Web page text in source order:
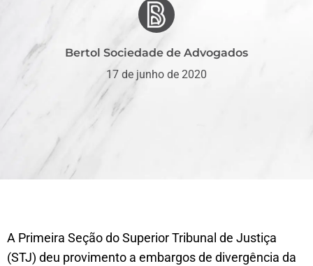
Bertol Sociedade de Advogados
17 de junho de 2020
A Primeira Seção do Superior Tribunal de Justiça
(STJ) deu provimento a embargos de divergência da